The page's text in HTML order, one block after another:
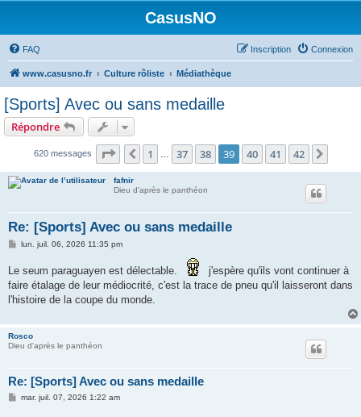
CasusNO
FAQ Connexion
Inscription
www.casusno.fr Culture rôliste Médiathèque
[Sports] Avec ou sans medaille
Répondre
620 messages Page 39 sur 42
Précédent
1 37 38 39 40 41 42
fafnir
Dieu d'après le panthéon
Re: [Sports] Avec ou sans medaille
M
s
a
g
e
lun. juil. 06, 2026 11:35 pm
Le seum paraguayen est délectable.
j'espère qu'ils vont continuer à
faire étalage de leur médiocrité, c'est la trace de pneu qu'il laisseront dans
l'histoire de la coupe du monde.
Rosco
Dieu d'après le panthéon
Re: [Sports] Avec ou sans medaille
Mmar. juil. 07, 2026 1:22 am